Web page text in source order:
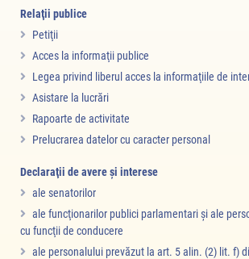
Relaţii publice
Petiţii
Acces la informaţii publice
Legea privind liberul acces la informaţiile de
Asistare la lucrări
Rapoarte de activitate
Prelucrarea datelor cu caracter personal
Declaraţii de avere şi interese
ale senatorilor
ale funcţionarilor publici parlamentari şi ale
cu funcţii de conducere
ale personalului prevăzut la art. 5 alin. (2) lit. f)